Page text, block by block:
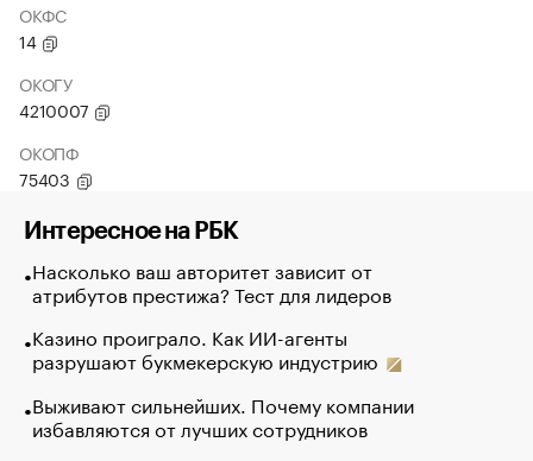
ОКФС
14
ОКОГУ
4210007
ОКОПФ
75403
Интересное на РБК
Насколько ваш авторитет зависит от
атрибутов престижа? Тест для лидеров
Казино проиграло. Как ИИ-агенты
разрушают букмекерскую индустрию
Выживают сильнейших. Почему компании
избавляются от лучших сотрудников